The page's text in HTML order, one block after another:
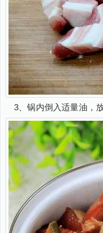
3、锅内倒入适量油，